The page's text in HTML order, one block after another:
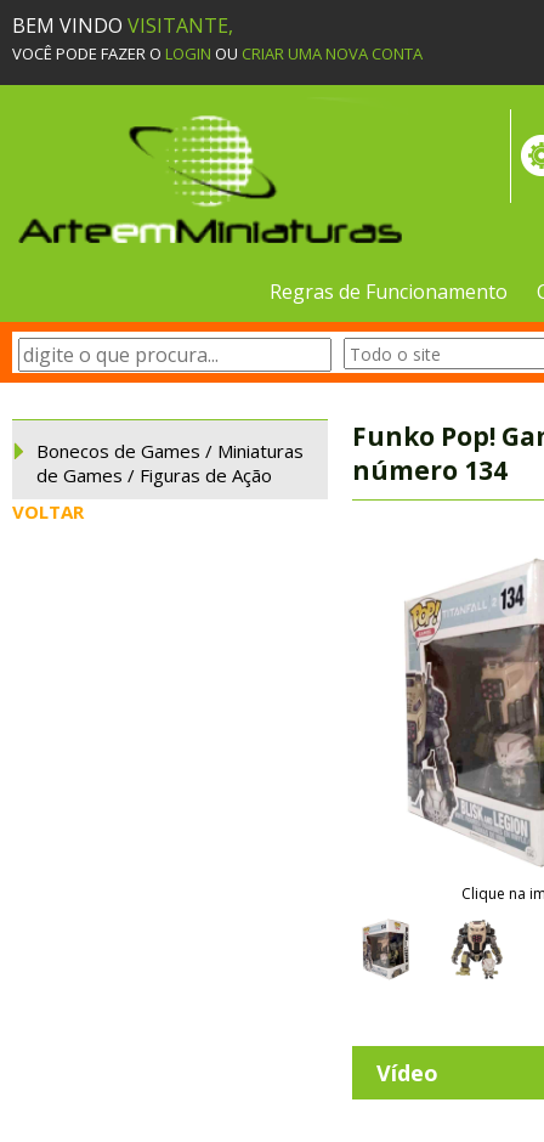
BEM VINDO VISITANTE,
VOCÊ PODE FAZER O LOGIN OU CRIAR UMA NOVA CONTA
Regras de Funcionamento
Bonecos de Games / Miniaturas
de Games / Figuras de Ação
VOLTAR
Funko Pop!
número 134
Clique na
Vídeo